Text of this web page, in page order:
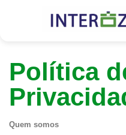
Política
Quem somos